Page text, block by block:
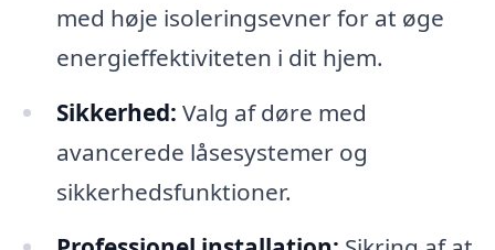
med høje isoleringsevner for at øge
energieffektiviteten i dit hjem.
Sikkerhed: Valg af døre med
avancerede låsesystemer og
sikkerhedsfunktioner.